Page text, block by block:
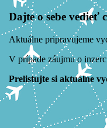
Dajte o sebe vedieť
Aktuálne pripravujeme
V prípade záujmu o
Prelistujte si aktuálne